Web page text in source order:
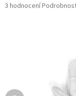
Průměrné
3 hodnocení